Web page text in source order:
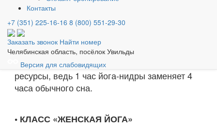
Контакты
+7 (351) 225-16-16 8 (800) 551-29-30
Заказать звонок Найти номер
Челябинская область, посёлок Увильды
Версия для слабовидящих
сформированного намерения. Это доступная
абсолютно всем техника, которая даёт
возможность расслабиться на всех уровнях –
психическом, физическом, умственном.
Регулярная практика йога-нидры учит
правильно отдыхать и восстанавливать свои
ресурсы, ведь 1 час йога-нидры заменяет 4
часа обычного сна.
• КЛАСС «ЖЕНСКАЯ ЙОГА»